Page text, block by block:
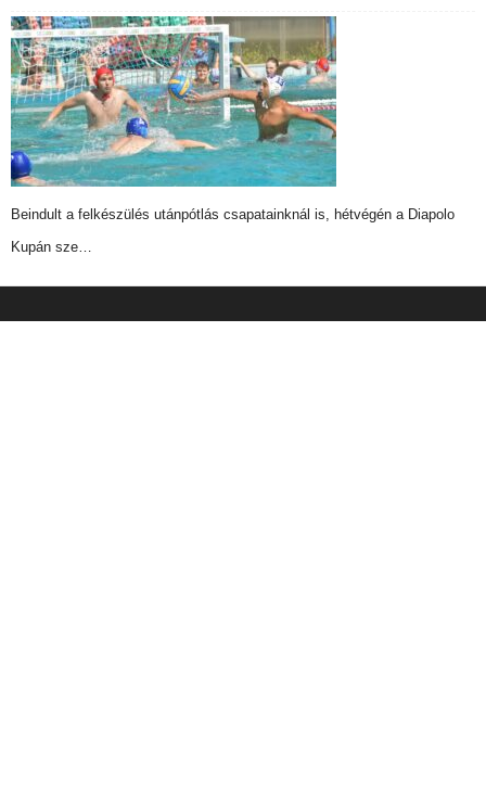
Beindult a felkészülés utánpótlás csapatainknál is, hétvégén a Diapolo
Kupán sze…